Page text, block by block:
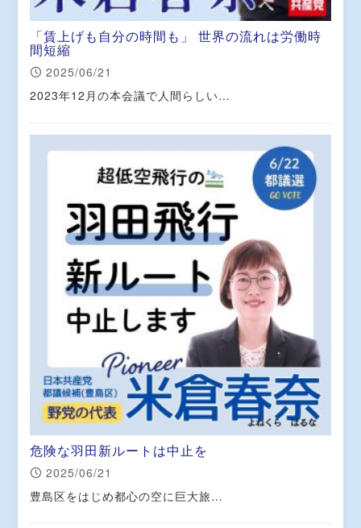
「賃上げも自分の時間も」 世界の流れは労働時
間短縮
2025/06/21
2023年12月の本会議で人間らしい…
危険な羽田新ルートは中止を
2025/06/21
豊島区をはじめ都心の空に巨大旅…